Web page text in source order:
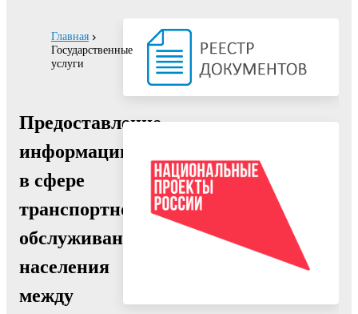
Главная
Государственные
услуги
Предоставление
информации
в сфере
транспортного
обслуживания
населения
между